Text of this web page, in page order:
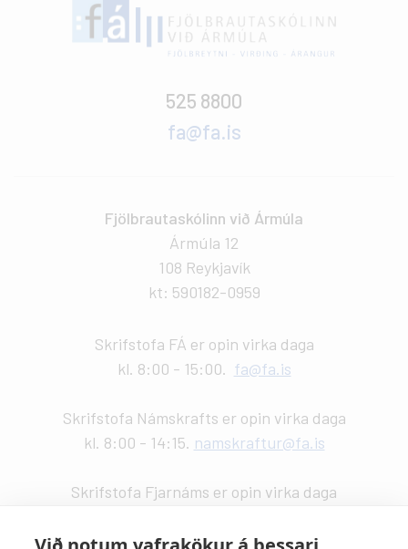
525 8800
fa@fa.is
Fjölbrautaskólinn við Ármúla
Ármúla 12
108 Reykjavík
kt: 590182-0959
Skrifstofa FÁ er opin virka daga
kl. 8:00 - 15:00. fa@fa.is
Skrifstofa Námskrafts er opin virka daga
kl. 8:00 - 14:15. namskraftur@fa.is
Skrifstofa Fjarnáms er opin virka daga